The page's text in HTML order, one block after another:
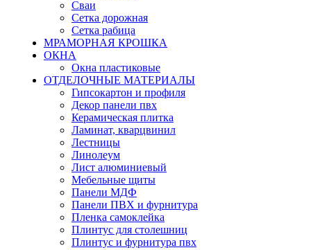
Сваи
Сетка дорожная
Сетка рабица
МРАМОРНАЯ КРОШКА
ОКНА
Окна пластиковые
ОТДЕЛОЧНЫЕ МАТЕРИАЛЫ
Гипсокартон и профиля
Декор панели пвх
Керамическая плитка
Ламинат, кварцвинил
Лестницы
Линолеум
Лист алюминиевый
Мебельные щиты
Панели МДФ
Панели ПВХ и фурнитура
Пленка самоклейка
Плинтус для столешниц
Плинтус и фурнитура пвх